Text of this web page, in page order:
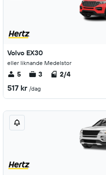
Volvo EX30
eller liknande Medelstor
5 3 2/4
517 kr /dag